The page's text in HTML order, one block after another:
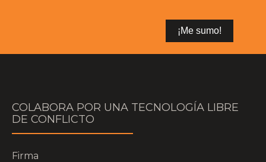
COLABORA POR UNA TECNOLOGÍA LIBRE
DE CONFLICTO
Firma